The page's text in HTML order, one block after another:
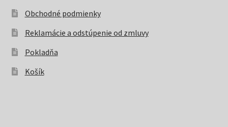
Obchodné podmienky
Reklamácie a odstúpenie od zmluvy
Pokladňa
Košík